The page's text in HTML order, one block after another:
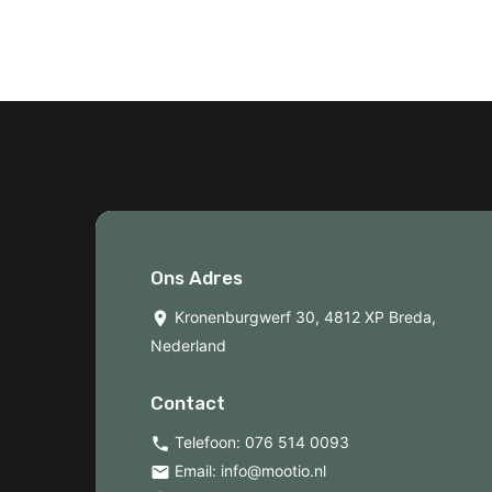
Ons Adres
Kronenburgwerf 30, 4812 XP Breda,
Nederland
Contact
Telefoon: 076 514 0093
Email: info@mootio.nl